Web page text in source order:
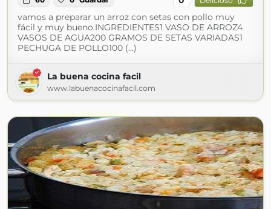
vamos a preparar un arroz con setas con pollo muy
fácil y muy bueno.INGREDIENTES1 VASO DE ARROZ4
VASOS DE AGUA200 GRAMOS DE SETAS VARIADAS1
PECHUGA DE POLLO100 (...)
La buena cocina facil
www.labuenacocinafacil.com